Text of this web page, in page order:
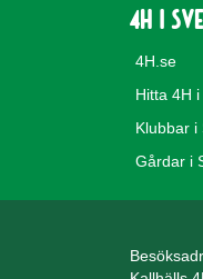
4H i
4H.se
Hitta 4H
Klubbar i
Gårdar i